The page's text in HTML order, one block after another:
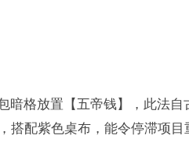
格放置【五帝钱】，此法自
搭配紫色桌布，能令停滞项目